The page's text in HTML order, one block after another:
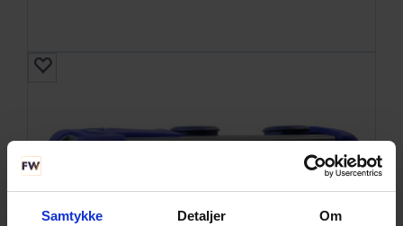
Samtykke Detaljer Om